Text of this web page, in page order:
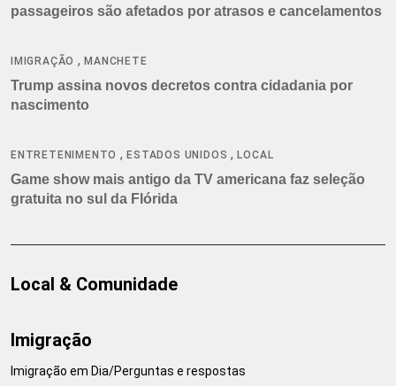
passageiros são afetados por atrasos e cancelamentos
IMIGRAÇÃO ,MANCHETE
Trump assina novos decretos contra cidadania por
nascimento
ENTRETENIMENTO ,ESTADOS UNIDOS ,LOCAL
Game show mais antigo da TV americana faz seleção
gratuita no sul da Flórida
Local & Comunidade
Imigração
Imigração em Dia/Perguntas e respostas